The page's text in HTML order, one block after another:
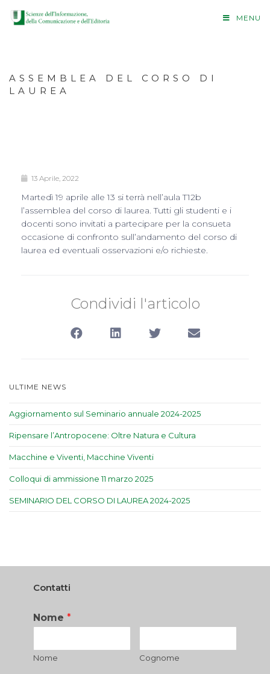
MENU
ASSEMBLEA DEL CORSO DI
LAUREA
13 Aprile, 2022
Martedì 19 aprile alle 13 si terrà nell’aula T12b
l’assemblea del corso di laurea. Tutti gli studenti e i
docenti sono invitati a partecipare per la consueta
occasione di confronto sull’andamento del corso di
laurea ed eventuali osservazioni e/o richieste.
Condividi l'articolo
ULTIME NEWS
Aggiornamento sul Seminario annuale 2024-2025
Ripensare l’Antropocene: Oltre Natura e Cultura
Macchine e Viventi, Macchine Viventi
Colloqui di ammissione 11 marzo 2025
SEMINARIO DEL CORSO DI LAUREA 2024-2025
Contatti
Nome *
Nome Cognome